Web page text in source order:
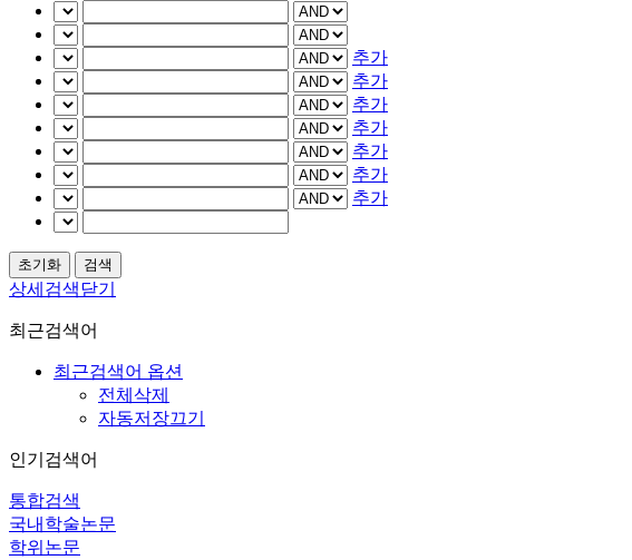
추가
추가
추가
추가
추가
추가
추가
상세검색닫기
최근검색어
최근검색어 옵션
전체삭제
자동저장끄기
인기검색어
통합검색
국내학술논문
학위논문